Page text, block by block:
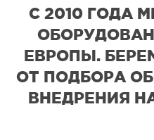
С 2010 ГОДА
ЕВРОПЫ.
ОТ ПОДБОРА
ВНЕДРЕНИЯ